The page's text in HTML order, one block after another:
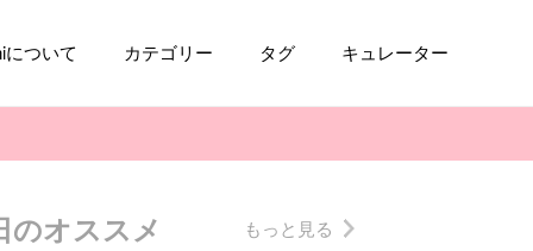
ついて カテゴリー タグ キュレーター
のオススメ もっと見る